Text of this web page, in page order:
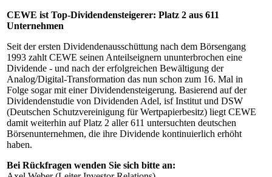
CEWE ist Top-Dividendensteigerer: Platz 2 aus 611
Unternehmen
Seit der ersten Dividendenausschüttung nach dem Börsengang
1993 zahlt CEWE seinen Anteilseignern ununterbrochen eine
Dividende - und nach der erfolgreichen Bewältigung der
Analog/Digital-Transformation das nun schon zum 16. Mal in
Folge sogar mit einer Dividendensteigerung. Basierend auf der
Dividendenstudie von Dividenden Adel, isf Institut und DSW
(Deutschen Schutzvereinigung für Wertpapierbesitz) liegt CEWE
damit weiterhin auf Platz 2 aller 611 untersuchten deutschen
Börsenunternehmen, die ihre Dividende kontinuierlich erhöht
haben.
Bei Rückfragen wenden Sie sich bitte an: